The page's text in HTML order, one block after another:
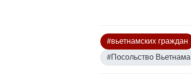
#вьетнамских граждан
#Посольство Вьетнама